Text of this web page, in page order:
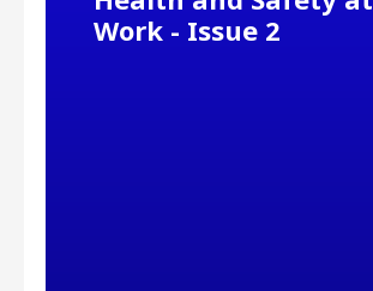
Work - Issue 2